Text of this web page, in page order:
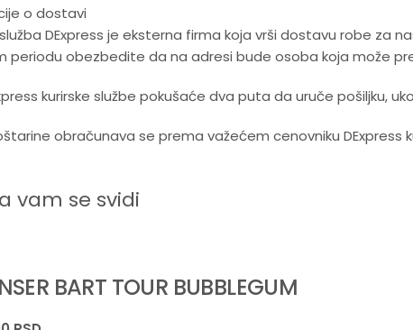
o dostavi
DExpress je eksterna firma koja vrši dostavu robe za
periodu obezbedite da na adresi bude osoba koja može
kurirske službe pokušaće dva puta da uruče pošiljku,
obračunava se prema važećem cenovniku DExpress
vam se svidi
BART TOUR BUBBLEGUM